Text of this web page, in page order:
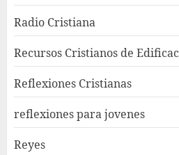
Radio Cristiana
Recursos Cristianos de
Reflexiones Cristianas
reflexiones para jovenes
Reyes